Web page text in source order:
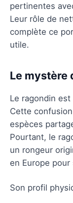
pertinentes
Leur rôle de
complète ce
utile.
Le mystère
Le ragondin
Cette
espèces
Pourtant, le
un rongeur
en Europe pour
Son profil